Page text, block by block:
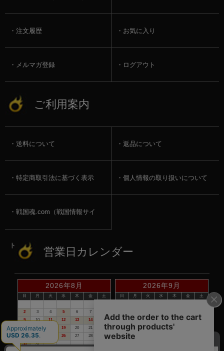
注文履歴 お気に入り
メルマガ登録 ログアウト
ご利用案内
送料について 返品について
特定商取引法に基づく表示 個人情報の取り扱いについて
戦国魂.com（戦国情報サイ
ト） 営業日カレンダー
2026年8月
日 月 火 水 木 金
土
2
3 4 5 6 7
9
10 11 12 13 14
15
16
17 19 20 21
22
23
24 26 27 28
29
30
31
2026年9月
日 月 火 水 木 金
土
13
14 15 16 17 18
19
20
21 22 23 24
27
28